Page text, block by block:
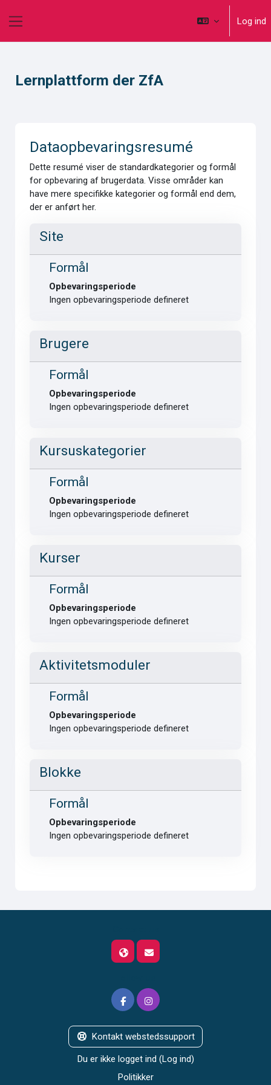
Log ind
Lernplattform der ZfA
Dataopbevaringsresumé
Dette resumé viser de standardkategorier og formål
for opbevaring af brugerdata. Visse områder kan
have mere specifikke kategorier og formål end dem,
der er anført her.
Site
Formål
Opbevaringsperiode
Ingen opbevaringsperiode defineret
Brugere
Formål
Opbevaringsperiode
Ingen opbevaringsperiode defineret
Kursuskategorier
Formål
Opbevaringsperiode
Ingen opbevaringsperiode defineret
Kurser
Formål
Opbevaringsperiode
Ingen opbevaringsperiode defineret
Aktivitetsmoduler
Formål
Opbevaringsperiode
Ingen opbevaringsperiode defineret
Blokke
Formål
Opbevaringsperiode
Ingen opbevaringsperiode defineret
Kontakt webstedssupport
Du er ikke logget ind (Log ind)
Politikker